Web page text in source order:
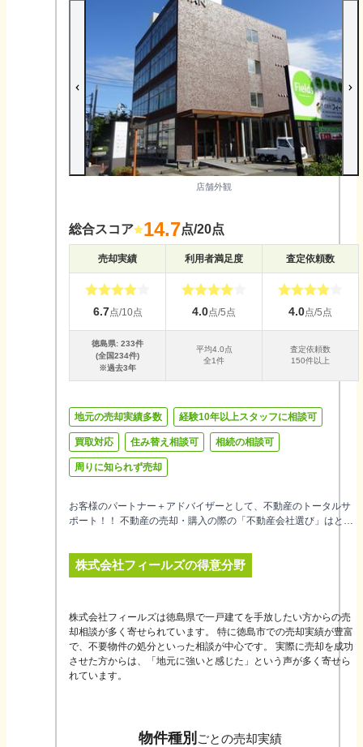
店舗外観
総合スコア 14.7点/20点
売却実績 利用者満足度 査定依頼数
6.7点/10点 4.0点/5点 4.0点/5点
徳島県: 233件
(全国234件)
※過去3年
平均4.0点
全1件
査定依頼数
150件以上
地元の売却実績多数 経験10年以上スタッフに相談可
買取対応 住み替え相談可 相続の相談可
周りに知られず売却
お客様のパートナー＋アドバイザーとして、不動産のトータルサ
ポート！！ 不動産の売却・購入の際の「不動産会社選び」はとて
なリスクを回避しながら、豊富な経験を持つ専門スタッフが、ス
ピーディーな対応でサポート致します！ また、お客様のニーズに
すべての不動産に対応致します。 当ビルには来客専用７台分の駐
車スペースがありますので、お気軽にご来店下さい。
株式会社フィールズの得意分野
株式会社フィールズは徳島県で一戸建てを手放したい方からの売
却相談が多く寄せられています。 特に徳島市での売却実績が豊富
で、不要物件の処分といった相談が中心です。 実際に売却を成功
させた方からは、「地元に強いと感じた」という声が多く寄せら
れています。
物件種別 ごとの売却実績